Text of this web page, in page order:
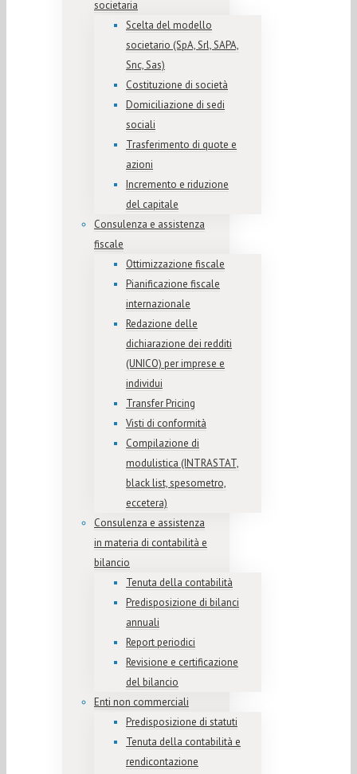
societaria
Scelta del modello
societario (SpA, Srl, SAPA,
Snc, Sas)
Costituzione di società
Domiciliazione di sedi
sociali
Trasferimento di quote e
azioni
Incremento e riduzione
del capitale
Consulenza e assistenza
fiscale
Ottimizzazione fiscale
Pianificazione fiscale
internazionale
Redazione delle
dichiarazione dei redditi
(UNICO) per imprese e
individui
Transfer Pricing
Visti di conformità
Compilazione di
modulistica (INTRASTAT,
black list, spesometro,
eccetera)
Consulenza e assistenza
in materia di contabilità e
bilancio
Tenuta della contabilità
Predisposizione di bilanci
annuali
Report periodici
Revisione e certificazione
del bilancio
Enti non commerciali
Predisposizione di statuti
Tenuta della contabilità e
rendicontazione